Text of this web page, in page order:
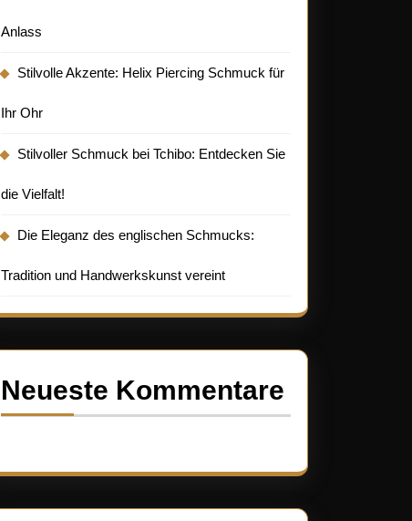
Anlass
Stilvolle Akzente: Helix Piercing Schmuck für
Ihr Ohr
Stilvoller Schmuck bei Tchibo: Entdecken Sie
die Vielfalt!
Die Eleganz des englischen Schmucks:
Tradition und Handwerkskunst vereint
Neueste Kommentare